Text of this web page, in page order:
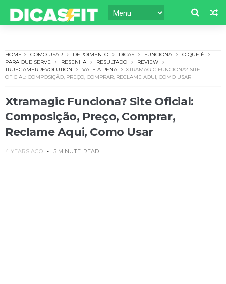
HOME COMO USAR DEPOIMENTO DICAS FUNCIONA
O QUE É
PARA QUE SERVE
RESENHA RESULTADO
REVIEW
TRUEGAMERREVOLUTION
VALE A PENA
XTRAMAGIC FUNCIONA? SITE
OFICIAL: COMPOSIÇÃO, PREÇO, COMPRAR, RECLAME AQUI, COMO USAR
Xtramagic Funciona? Site Oficial:
Composição, Preço, Comprar,
Reclame Aqui, Como Usar
4 YEARS AGO 5 MINUTE READ